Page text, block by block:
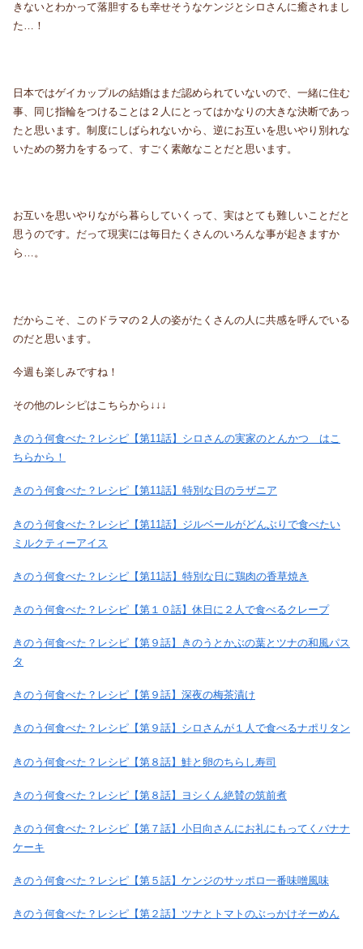
きないとわかって落胆するも幸せそうなケンジとシロさんに癒されまし
た…！
日本ではゲイカップルの結婚はまだ認められていないので、一緒に住む
事、同じ指輪をつけることは２人にとってはかなりの大きな決断であっ
たと思います。制度にしばられないから、逆にお互いを思いやり別れな
いための努力をするって、すごく素敵なことだと思います。
お互いを思いやりながら暮らしていくって、実はとても難しいことだと
思うのです。だって現実には毎日たくさんのいろんな事が起きますか
ら…。
だからこそ、このドラマの２人の姿がたくさんの人に共感を呼んでいる
のだと思います。
今週も楽しみですね！
その他のレシピはこちらから↓↓↓
きのう何食べた？レシピ【第11話】シロさんの実家のとんかつ はこ
ちらから！
きのう何食べた？レシピ【第11話】特別な日のラザニア
きのう何食べた？レシピ【第11話】ジルベールがどんぶりで食べたい
ミルクティーアイス
きのう何食べた？レシピ【第11話】特別な日に鶏肉の香草焼き
きのう何食べた？レシピ【第１０話】休日に２人で食べるクレープ
きのう何食べた？レシピ【第９話】きのうとかぶの葉とツナの和風パス
タ
きのう何食べた？レシピ【第９話】深夜の梅茶漬け
きのう何食べた？レシピ【第９話】シロさんが１人で食べるナポリタン
きのう何食べた？レシピ【第８話】鮭と卵のちらし寿司
きのう何食べた？レシピ【第８話】ヨシくん絶賛の筑前煮
きのう何食べた？レシピ【第７話】小日向さんにお礼にもってくバナナ
ケーキ
きのう何食べた？レシピ【第５話】ケンジのサッポロ一番味噌風味
きのう何食べた？レシピ【第２話】ツナとトマトのぶっかけそーめん